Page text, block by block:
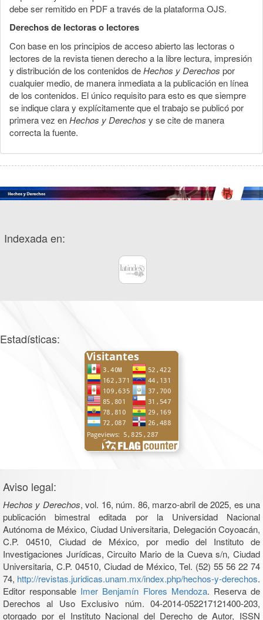
debe ser remitido en PDF a través de la plataforma OJS.
Derechos de lectoras o lectores
Con base en los principios de acceso abierto las lectoras o
lectores de la revista tienen derecho a la libre lectura, impresión
y distribución de los contenidos deHechos y Derechos por
cualquier medio, de manera inmediata a la publicación en línea
de los contenidos. El único requisito para esto es que siempre
se indique clara y explícitamente que el trabajo se publicó por
primera vez enHechos y Derechos y se cite de manera
correcta la fuente.
Indexada en:
Estadísticas:
Aviso legal:
Hechos y Derechos, vol. 16, núm. 86, marzo-abril de 2025, es una
publicación bimestral editada por la Universidad Nacional
Autónoma de México, Ciudad Universitaria, Delegación Coyoacán,
C.P. 04510, Ciudad de México, por medio del Instituto de
Investigaciones Jurídicas, Circuito Mario de la Cueva s/n, Ciudad
Universitaria, C.P. 04510, Ciudad de México, Tel. (52) 55 56 22 74
74, http://revistas.juridicas.unam.mx/index.php/hechos-y-derechos.
Editor responsable Imer Benjamín Flores Mendoza. Reserva de
Derechos al Uso Exclusivo núm. 04-2014-052217121400-203,
otorgado por el Instituto Nacional del Derecho de Autor, ISSN